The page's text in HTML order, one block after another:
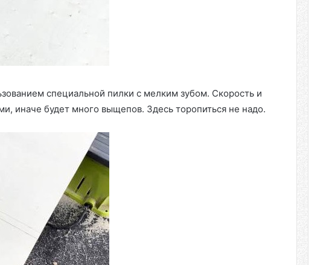
специальной пилки с мелким зубом. Скорость и
иначе будет много выщепов. Здесь торопиться не надо.